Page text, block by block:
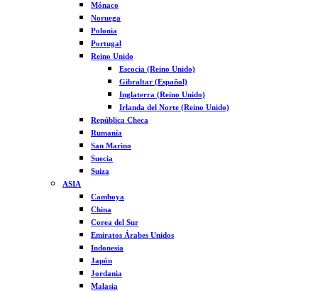
Mónaco
Noruega
Polonia
Portugal
Reino Unido
Escocia (Reino Unido)
Gibraltar (Español)
Inglaterra (Reino Unido)
Irlanda del Norte (Reino Unido)
República Checa
Rumanía
San Marino
Suecia
Suiza
ASIA
Camboya
China
Corea del Sur
Emiratos Árabes Unidos
Indonesia
Japón
Jordania
Malasia